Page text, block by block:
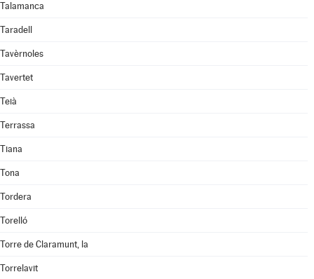
Talamanca
Taradell
Tavèrnoles
Tavertet
Teià
Terrassa
Tiana
Tona
Tordera
Torelló
Torre de Claramunt, la
Torrelavit